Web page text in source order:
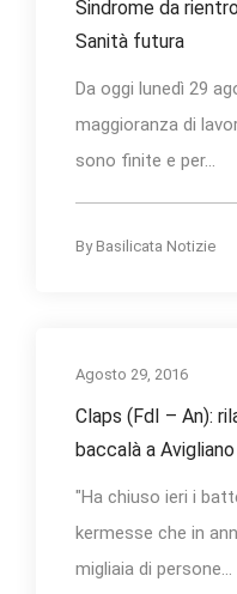
Sindrome da
Sanità futura
Da oggi lunedì 29
maggioranza di
sono finite e per...
By Basilicata Notizie
Agosto 29, 2016
Claps (FdI – An):
baccalà a Avigliano
"Ha chiuso ieri i
kermesse che in
migliaia di persone...